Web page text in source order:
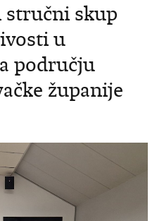
stručni skup
u
području
županije